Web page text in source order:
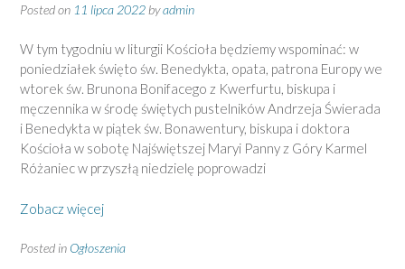
Posted on 11 lipca 2022 byadmin
W tym tygodniu w liturgii Kościoła będziemy wspominać: w
poniedziałek święto św. Benedykta, opata, patrona Europy we
wtorek św. Brunona Bonifacego z Kwerfurtu, biskupa i
męczennika w środę świętych pustelników Andrzeja Świerada
i Benedykta w piątek św. Bonawentury, biskupa i doktora
Kościoła w sobotę Najświętszej Maryi Panny z Góry Karmel
Różaniec w przyszłą niedzielę poprowadzi
Zobacz więcej
Posted in Ogłoszenia